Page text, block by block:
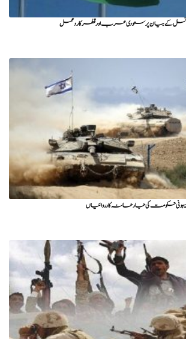
کے بیان پر سعودی عرب اور قطر کا ردعمل
حکومت کی جارحانہ کارروائیاں